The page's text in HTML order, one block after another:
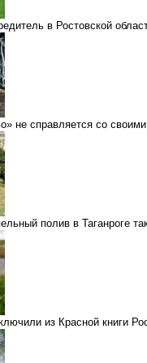
в Ростовской
не справляется со
полив в Таганроге
из Красной книги